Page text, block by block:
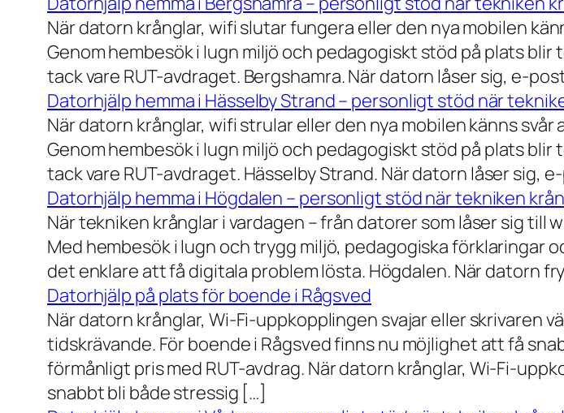
När datorn krånglar, wifi slutar fungera eller den nya mobilen
Genom hembesök i lugn miljö och pedagogiskt stöd på plats
tack vare RUT-avdraget. Bergshamra. När datorn låser sig, e-
Datorhjälp hemma i Hässelby Strand – personligt stöd när
När datorn krånglar, wifi strular eller den nya mobilen känns
Genom hembesök i lugn miljö och pedagogiskt stöd på plats
tack vare RUT-avdraget. Hässelby Strand. När datorn låser sig,
Datorhjälp hemma i Högdalen – personligt stöd när tekniken
När tekniken krånglar i vardagen – från datorer som låser sig
Med hembesök i lugn och trygg miljö, pedagogiska förklaringar
det enklare att få digitala problem lösta. Högdalen. När datorn
Datorhjälp på plats för boende i Rågsved
När datorn krånglar, Wi-Fi-uppkopplingen svajar eller skrivaren
tidskrävande. För boende i Rågsved finns nu möjlighet att få
förmånligt pris med RUT-avdrag. När datorn krånglar, Wi-Fi-
snabbt bli både stressig […]